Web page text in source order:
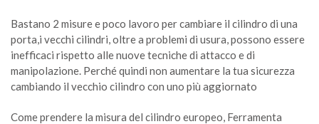
Bastano 2 misure e poco lavoro per cambiare il cilindro di una
porta,i vecchi cilindri, oltre a problemi di usura, possono essere
inefficaci rispetto alle nuove tecniche di attacco e di
manipolazione. Perché quindi non aumentare la tua sicurezza
cambiando il vecchio cilindro con uno più aggiornato
Come prendere la misura del cilindro europeo, Ferramenta